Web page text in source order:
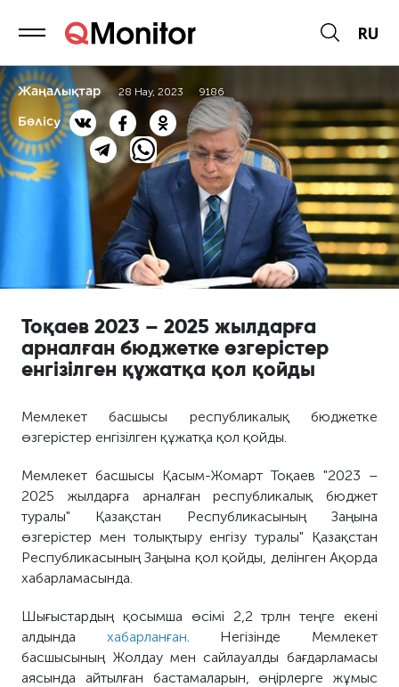
RU
Жаңалықтар 28 Нау, 2023 9186
Бөлісу
Тоқаев 2023 – 2025 жылдарға
арналған бюджетке өзгерістер
енгізілген құжатқа қол қойды
Мемлекет басшысы республикалық бюджетке
өзгерістер енгізілген құжатқа қол қойды.
Мемлекет басшысы Қасым-Жомарт Тоқаев "2023 –
2025 жылдарға арналған республикалық бюджет
туралы" Қазақстан Республикасының Заңына
өзгерістер мен толықтыру енгізу туралы" Қазақстан
Республикасының Заңына қол қойды, делінген Ақорда
хабарламасында.
Шығыстардың қосымша өсімі 2,2 трлн теңге екені
алдында хабарланған. Негізінде Мемлекет
басшысының Жолдау мен сайлауалды бағдарламасы
аясында айтылған бастамаларын, өңірлерге жұмыс